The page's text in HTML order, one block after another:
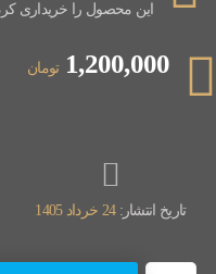
این محصول را خریداری
1,200,000 تومان
تاریخ انتشار:24 خرداد 1405